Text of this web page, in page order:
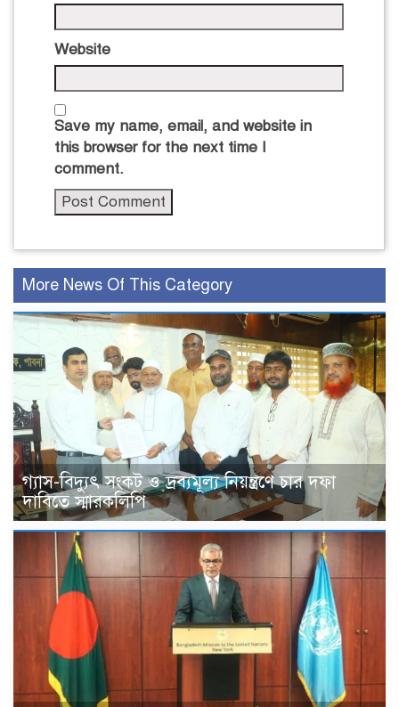
Website
Save my name, email, and website in
this browser for the next time I
comment.
More News Of This Category
গ্যাস-বিদ্যুৎ সংকট ও দ্রব্যমূল্য নিয়ন্ত্রণে চার দফা
দাবিতে স্মারকলিপি